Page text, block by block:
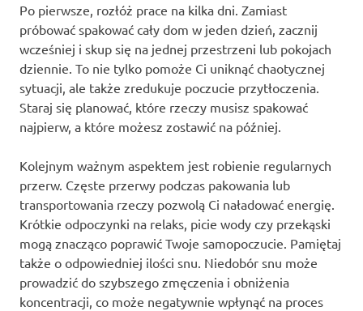
Po pierwsze, rozłóż prace na kilka dni. Zamiast
próbować spakować cały dom w jeden dzień, zacznij
wcześniej i skup się na jednej przestrzeni lub pokojach
dziennie. To nie tylko pomoże Ci uniknąć chaotycznej
sytuacji, ale także zredukuje poczucie przytłoczenia.
Staraj się planować, które rzeczy musisz spakować
najpierw, a które możesz zostawić na później.
Kolejnym ważnym aspektem jest robienie regularnych
przerw. Częste przerwy podczas pakowania lub
transportowania rzeczy pozwolą Ci naładować energię.
Krótkie odpoczynki na relaks, picie wody czy przekąski
mogą znacząco poprawić Twoje samopoczucie. Pamiętaj
także o odpowiedniej ilości snu. Niedobór snu może
prowadzić do szybszego zmęczenia i obniżenia
koncentracji, co może negatywnie wpłynąć na proces